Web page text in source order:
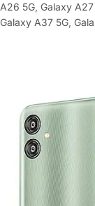
A26 5G, Galaxy A27
Galaxy A37 5G,